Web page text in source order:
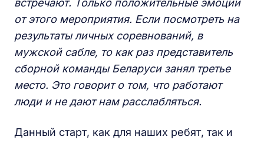
встречают. Только положительные эмоции
от этого мероприятия. Если посмотреть на
результаты личных соревнований, в
мужской сабле, то как раз представитель
сборной команды Беларуси занял третье
место. Это говорит о том, что работают
люди и не дают нам расслабляться.
Данный старт, как для наших ребят, так и